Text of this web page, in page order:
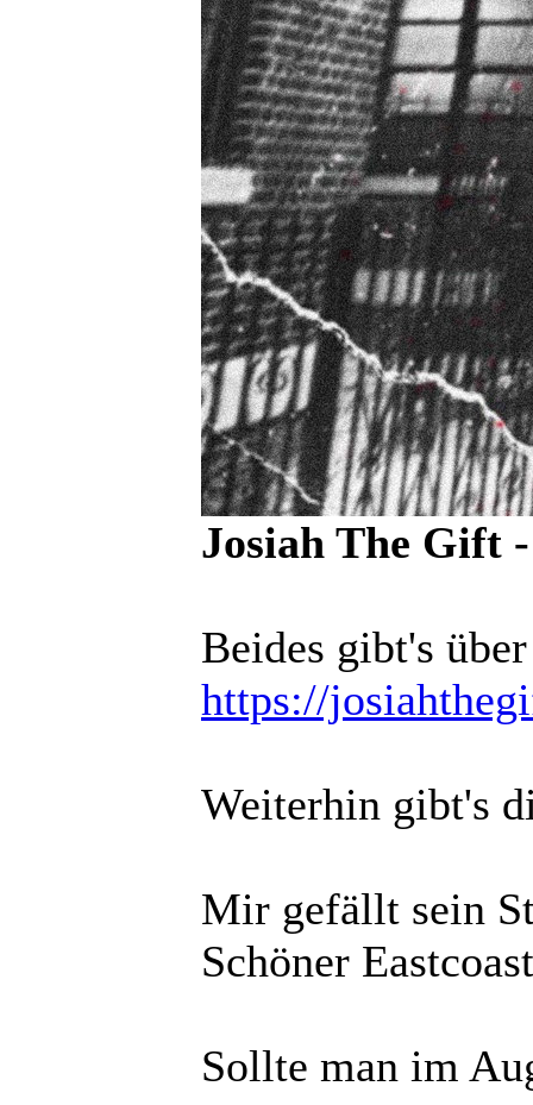
Josiah The Gift
Beides gibt's
https://
Weiterhin gibt's
Mir gefällt sein
Schöner
Sollte man im